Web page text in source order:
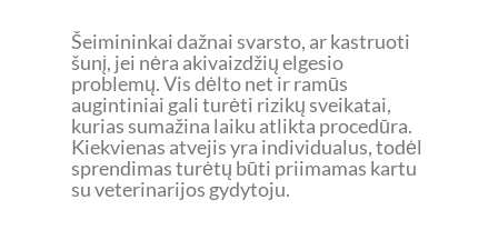
Šeimininkai dažnai svarsto, ar kastruoti
šunį, jei nėra akivaizdžių elgesio
problemų. Vis dėlto net ir ramūs
augintiniai gali turėti rizikų sveikatai,
kurias sumažina laiku atlikta procedūra.
Kiekvienas atvejis yra individualus, todėl
sprendimas turėtų būti priimamas kartu
su veterinarijos gydytoju.